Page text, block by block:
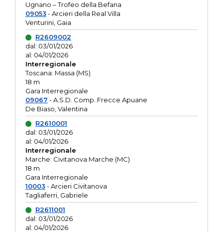
Ugnano – Trofeo della Befana
09053- Arcieri della Real Villa
Venturini, Gaia
R2609002
dal: 03/01/2026
al: 04/01/2026
Interregionale
Toscana: Massa (MS)
18 m
Gara Interregionale
09067 - A.S.D. Comp. Frecce Apuane
De Biaso, Valentina
R2610001
dal: 03/01/2026
al: 04/01/2026
Interregionale
Marche: Civitanova Marche (MC)
18 m
Gara Interregionale
10003- Arcieri Civitanova
Tagliaferri, Gabriele
R2611001
dal: 03/01/2026
al: 04/01/2026